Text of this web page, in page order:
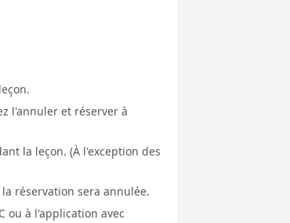
l'annuler et réserver à
la leçon. (À l'exception des
réservation sera annulée.
ou à l'application avec